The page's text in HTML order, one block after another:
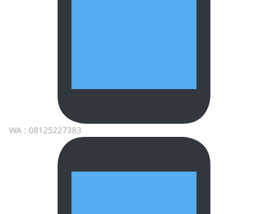
WA : 08125227383